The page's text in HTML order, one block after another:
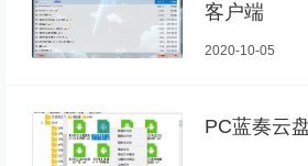
客户端
2020-10-05
PC蓝奏云